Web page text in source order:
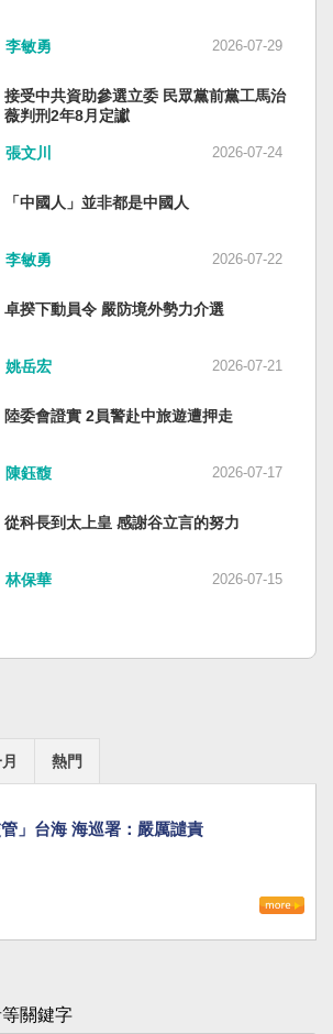
李敏勇 2026-07-29
接受中共資助參選立委 民眾黨前黨工馬治
薇判刑2年8月定讞
張文川 2026-07-24
「中國人」並非都是中國人
李敏勇 2026-07-22
卓揆下動員令 嚴防境外勢力介選
姚岳宏 2026-07-21
陸委會證實 2員警赴中旅遊遭押走
陳鈺馥 2026-07-17
從科長到太上皇 感謝谷立言的努力
林保華 2026-07-15
熱門
」台海 海巡署：嚴厲譴責
關鍵字